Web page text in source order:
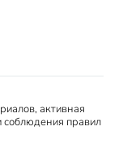
активная
соблюдения правил